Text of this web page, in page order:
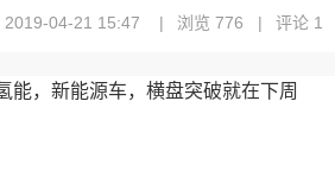
04-21 15:47 | 浏览 776 | 评论 1
能，新能源车，横盘突破就在下周